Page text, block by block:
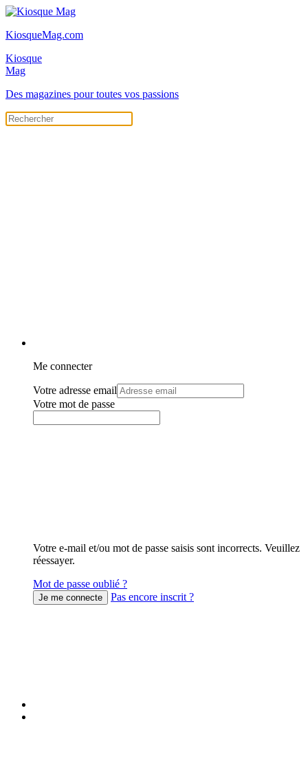
KiosqueMag.com
Kiosque
Mag
Des magazines pour toutes vos passions
Me connecter
Votre adresse email
Votre mot de passe
Votre e-mail et/ou mot de passe saisis sont incorrects. Veuillez
réessayer.
Mot de passe oublié ?
Pas encore inscrit ?